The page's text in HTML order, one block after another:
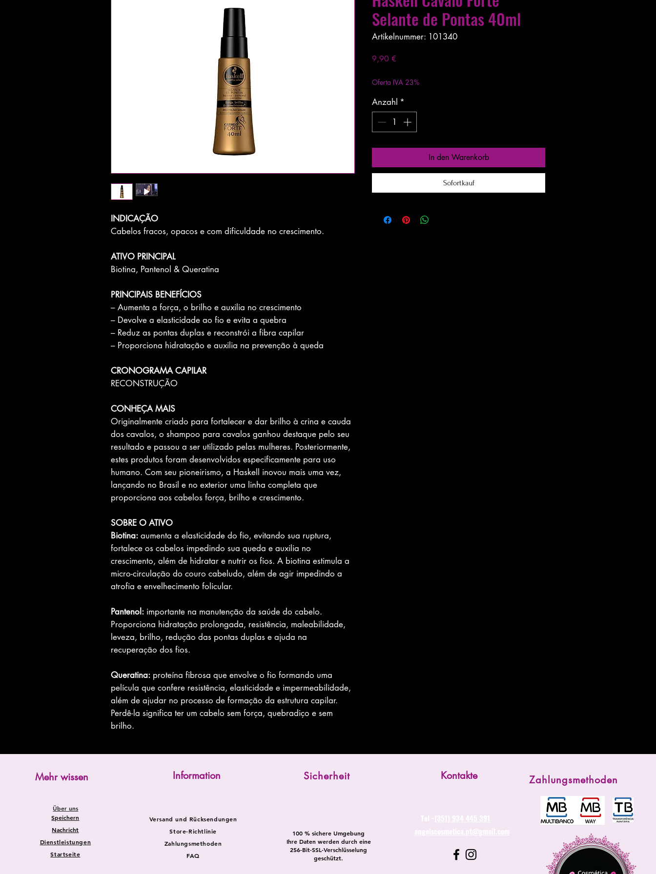
INDICAÇÃO
Cabelos fracos, opacos e com dificuldade no crescimento.
ATIVO PRINCIPAL
Biotina, Pantenol & Queratina
PRINCIPAIS BENEFÍCIOS
– Aumenta a força, o brilho e auxilia no crescimento
– Devolve a elasticidade ao fio e evita a quebra
– Reduz as pontas duplas e reconstrói a fibra capilar
– Proporciona hidratação e auxilia na prevenção à queda
CRONOGRAMA CAPILAR
RECONSTRUÇÃO
CONHEÇA MAIS
Originalmente criado para fortalecer e dar brilho à crina e cauda
dos cavalos, o shampoo para cavalos ganhou destaque pelo seu
resultado e passou a ser utilizado pelas mulheres. Posteriormente,
estes produtos foram desenvolvidos especificamente para uso
humano. Com seu pioneirismo, a Haskell inovou mais uma vez,
lançando no Brasil e no exterior uma linha completa que
proporciona aos cabelos força, brilho e crescimento.
SOBRE O ATIVO
Biotina: aumenta a elasticidade do fio, evitando sua ruptura,
fortalece os cabelos impedindo sua queda e auxilia no
crescimento, além de hidratar e nutrir os fios. A biotina estimula a
micro-circulação do couro cabeludo, além de agir impedindo a
atrofia e envelhecimento folicular.
Pantenol: importante na manutenção da saúde do cabelo.
Proporciona hidratação prolongada, resistência, maleabilidade,
leveza, brilho, redução das pontas duplas e ajuda na
recuperação dos fios.
Queratina: proteína fibrosa que envolve o fio formando uma
película que confere resistência, elasticidade e impermeabilidade,
além de ajudar no processo de formação da estrutura capilar.
Perdê-la significa ter um cabelo sem força, quebradiço e sem
brilho.
Selante de Pontas 40ml
Artikelnummer: 101340
9,90 €
Oferta IVA 23%
Anzahl *
In den Warenkorb
Sofortkauf
Mehr wissen
Speichern
Nachricht
Dienstleistungen
Startseite
Über uns
Information
Versand und Rücksendungen
Store-Richtlinie
Zahlungsmethoden
FAQ
Sicherheit
100 % sichere Umgebung
Ihre Daten werden durch eine
256-Bit-SSL-Verschlüsselung
geschützt.
Kontakte
Tel -(351) 934 445 391
angelscosmetica.pt@gmail.com
Zahlungsmethoden